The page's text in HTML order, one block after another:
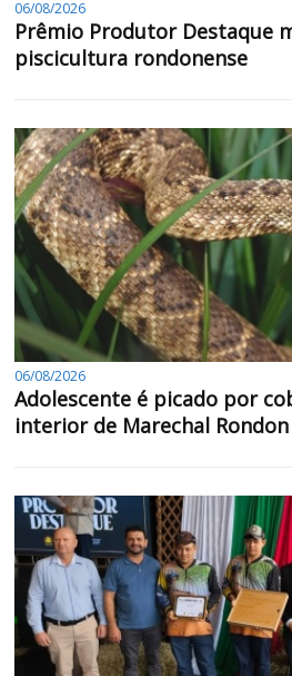
06/08/2026
Prêmio Produtor Destaque
piscicultura rondonense
06/08/2026
Adolescente é picado por
interior de Marechal Rondon